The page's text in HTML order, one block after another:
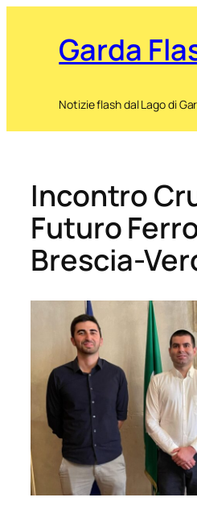
Garda
Notizie flash dal Lago di
Incontro
Futuro
Brescia-